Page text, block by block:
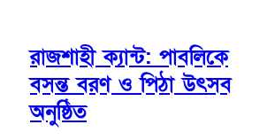
রাজশাহী ক্যান্ট: পাবলিকে
বসন্ত বরণ ও পিঠা উৎসব
অনুষ্ঠিত